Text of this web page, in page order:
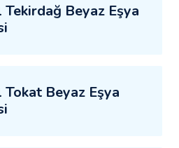
Tekirdağ Beyaz Eşya
Tokat Beyaz Eşya